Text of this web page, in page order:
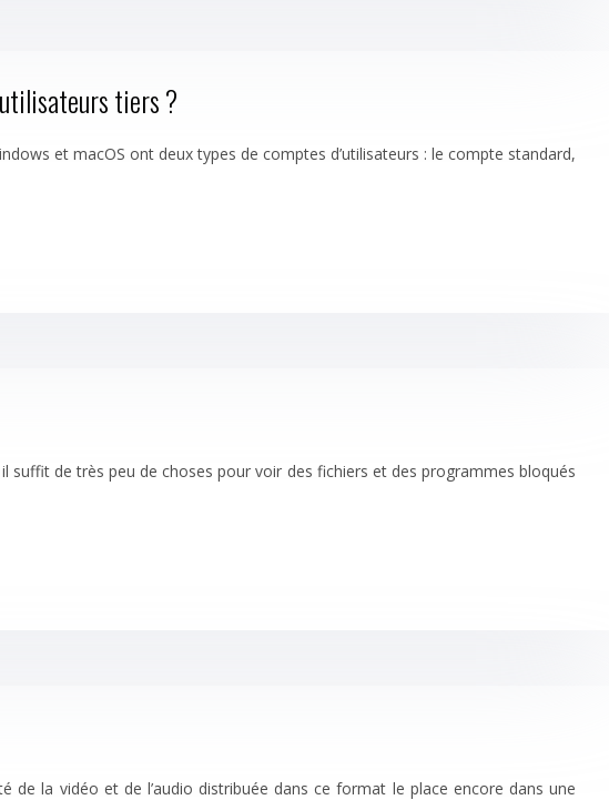
tiers ?
et macOS ont deux types de comptes d’utilisateurs : le compte standard,
suffit de très peu de choses pour voir des fichiers et des programmes bloqués
la vidéo et de l’audio distribuée dans ce format le place encore dans une